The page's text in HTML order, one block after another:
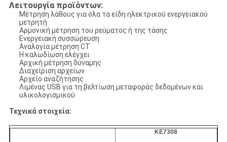
Λειτουργία προϊόντων:
Μέτρηση λάθους για όλα τα είδη ηλεκτρικού ενεργειακού
μετρητή
Αρμονική μέτρηση του ρεύματος ή της τάσης
Ενεργειακή συσσώρευση
Αναλογία μέτρηση CT
Η καλωδίωση ελέγχει
Αρχική μέτρηση δύναμης
Διαχείριση αρχείων
Αρχείο αναζήτησης
Λιμένας USB για τη βελτίωση μεταφοράς δεδομένων και
υλικολογισμικού
Τεχνικά στοιχεία:
KE7308